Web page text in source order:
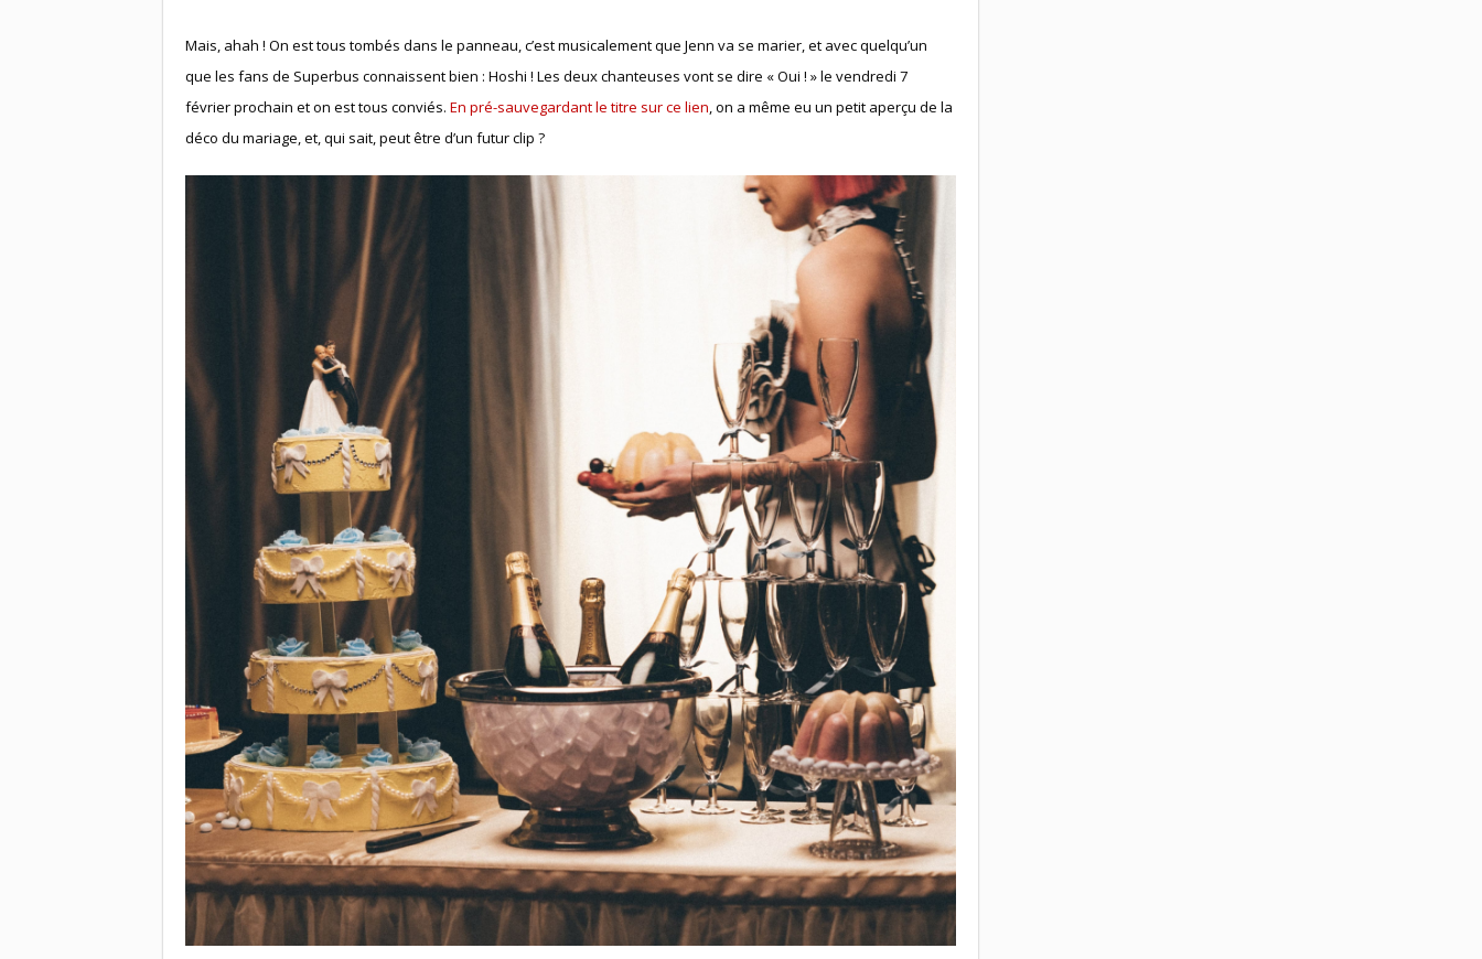
Mais, ahah ! On est tous tombés dans le panneau, c’est musicalement que Jenn va se marier, et avec quelqu’un
que les fans de Superbus connaissent bien : Hoshi ! Les deux chanteuses vont se dire « Oui ! » le vendredi 7
février prochain et on est tous conviés. En pré-sauvegardant le titre sur ce lien, on a même eu un petit aperçu de la
déco du mariage, et, qui sait, peut être d’un futur clip ?